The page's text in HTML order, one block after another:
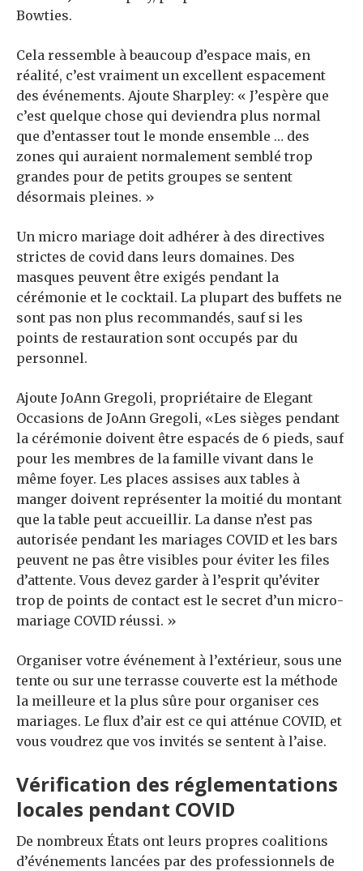
Bowties.
Cela ressemble à beaucoup d’espace mais, en
réalité, c’est vraiment un excellent espacement
des événements. Ajoute Sharpley: « J’espère que
c’est quelque chose qui deviendra plus normal
que d’entasser tout le monde ensemble … des
zones qui auraient normalement semblé trop
grandes pour de petits groupes se sentent
désormais pleines. »
Un micro mariage doit adhérer à des directives
strictes de covid dans leurs domaines. Des
masques peuvent être exigés pendant la
cérémonie et le cocktail. La plupart des buffets ne
sont pas non plus recommandés, sauf si les
points de restauration sont occupés par du
personnel.
Ajoute JoAnn Gregoli, propriétaire de Elegant
Occasions de JoAnn Gregoli, «Les sièges pendant
la cérémonie doivent être espacés de 6 pieds, sauf
pour les membres de la famille vivant dans le
même foyer. Les places assises aux tables à
manger doivent représenter la moitié du montant
que la table peut accueillir. La danse n’est pas
autorisée pendant les mariages COVID et les bars
peuvent ne pas être visibles pour éviter les files
d’attente. Vous devez garder à l’esprit qu’éviter
trop de points de contact est le secret d’un micro-
mariage COVID réussi. »
Organiser votre événement à l’extérieur, sous une
tente ou sur une terrasse couverte est la méthode
la meilleure et la plus sûre pour organiser ces
mariages. Le flux d’air est ce qui atténue COVID, et
vous voudrez que vos invités se sentent à l’aise.
Vérification des réglementations
locales pendant COVID
De nombreux États ont leurs propres coalitions
d’événements lancées par des professionnels de